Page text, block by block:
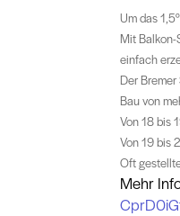
Um das
Mit
einfach
Der
Bau von
Von 18 bis
Von 19 bis
Oft
Mehr